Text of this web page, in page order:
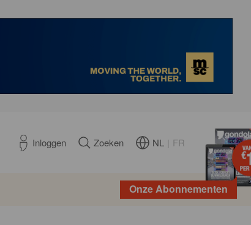
Inloggen Zoeken NL FR
Onze Abonnementen